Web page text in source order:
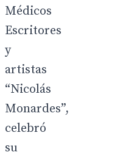
Médicos
Escritores
y
artistas
“Nicolás
Monardes”,
celebró
su